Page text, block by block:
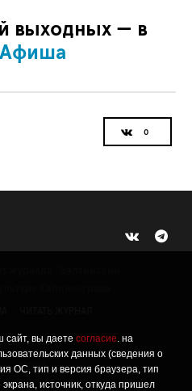
сайт, вы даете согласие. на
данных (сведения о
ОС, тип и версия браузера, тип
источник, откуда пришел
выходных — в
Афиша
СОУТ